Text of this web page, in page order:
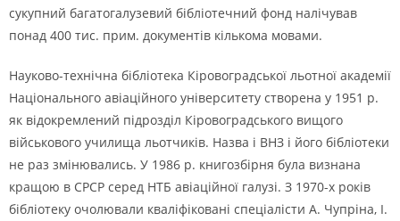
сукупний багатогалузевий бібліотечний фонд налічував
понад 400 тис. прим. документів кількома мовами.
Науково-технічна бібліотека Кіровоградської льотної академії
Національного авіаційного університету створена у 1951 р.
як відокремлений підрозділ Кіровоградського вищого
військового училища льотчиків. Назва і ВНЗ і його бібліотеки
не раз змінювались. У 1986 р. книгозбірня була визнана
кращою в СРСР серед НТБ авіаційної галузі. З 1970-х років
бібліотеку очолювали кваліфіковані спеціалісти А. Чупріна, І.